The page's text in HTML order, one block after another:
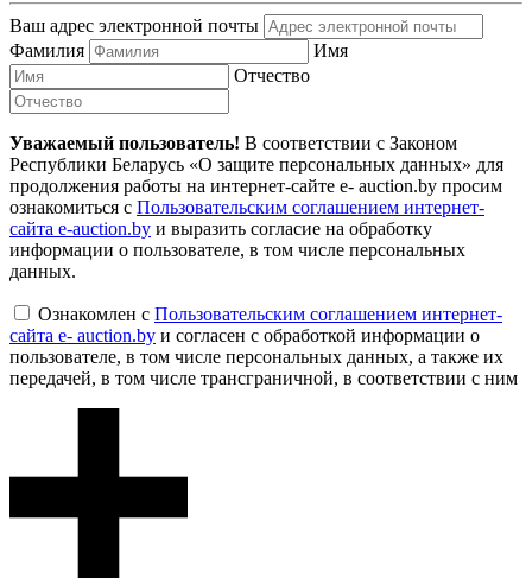
Ваш адрес электронной почты
Фамилия
Имя
Отчество
Уважаемый пользователь! В соответствии с Законом
Республики Беларусь «О защите персональных данных» для
продолжения работы на интернет-сайте e- auction.by просим
ознакомиться с Пользовательским соглашением интернет-
сайта e-auction.by и выразить согласие на обработку
информации о пользователе, в том числе персональных
данных.
Ознакомлен с Пользовательским соглашением интернет-
сайта e- auction.by и согласен с обработкой информации о
пользователе, в том числе персональных данных, а также их
передачей, в том числе трансграничной, в соответствии с ним